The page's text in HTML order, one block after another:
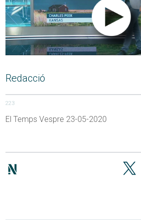
Redacció
223
El Temps Vespre 23-05-2020